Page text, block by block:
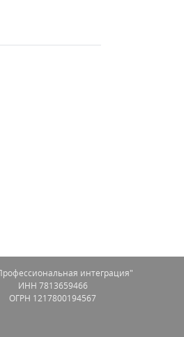
интеграция"
ИНН 7813659466
ОГРН 1217800194567